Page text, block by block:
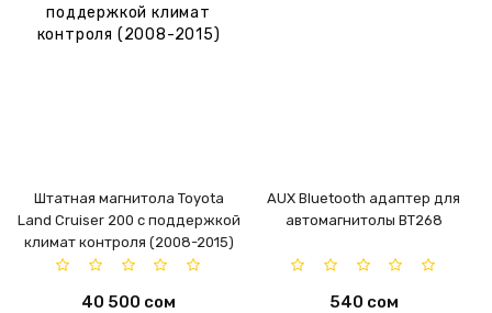
Штатная магнитола Toyota
Land Cruiser 200 c поддержкой
климат контроля (2008-2015)
40 500 сом
AUX Bluetooth адаптер для
автомагнитолы BT268
540 сом